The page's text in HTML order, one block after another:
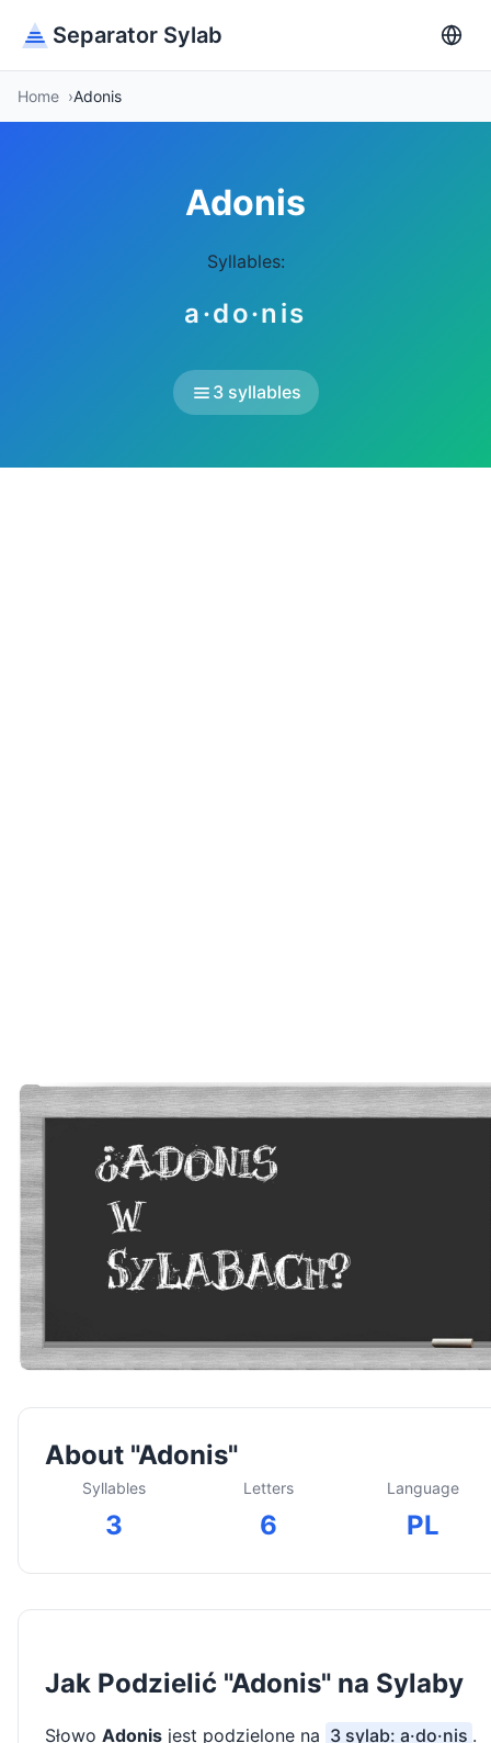
Separator Sylab
Home Adonis
Adonis
Syllables:
a·do·nis
3 syllables
About "Adonis"
Syllables
3
Letters
6
Language
PL
Jak Podzielić "Adonis" na Sylaby
Słowo Adonis jest podzielone na 3 sylab: a·do·nis .